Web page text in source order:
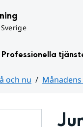
Professionella
och nu